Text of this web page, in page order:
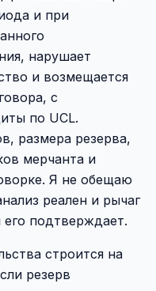
и при
нарушает
и возмещается
с
по UCL.
размера резерва,
мерчанта и
Я не обещаю
реален и рычаг
подтверждает.
строится на
резерв